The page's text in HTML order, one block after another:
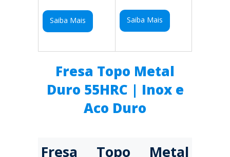
Saiba Mais Saiba Mais
Fresa Topo Metal
Duro 55HRC | Inox e
Aco Duro
Fresa Topo Metal